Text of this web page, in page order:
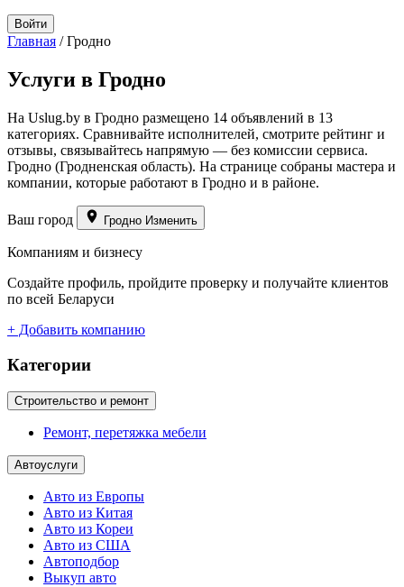
Войти
Главная / Гродно
Услуги в Гродно
На Uslug.by в Гродно размещено 14 объявлений в 13
категориях. Сравнивайте исполнителей, смотрите рейтинг и
отзывы, связывайтесь напрямую — без комиссии сервиса.
Гродно (Гродненская область). На странице собраны мастера и
компании, которые работают в Гродно и в районе.
Ваш город Гродно Изменить
Компаниям и бизнесу
Создайте профиль, пройдите проверку и получайте клиентов
по всей Беларуси
+ Добавить компанию
Категории
Строительство и ремонт
Ремонт, перетяжка мебели
Автоуслуги
Авто из Европы
Авто из Китая
Авто из Кореи
Авто из США
Автоподбор
Выкуп авто